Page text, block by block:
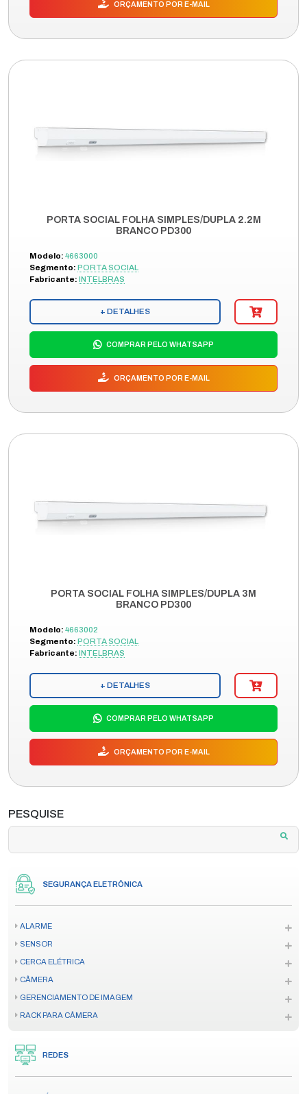
PESQUISE
SEGURANÇA ELETRÔNICA
ALARME
SENSOR
CERCA ELÉTRICA
CÂMERA
GERENCIAMENTO DE IMAGEM
RACK PARA CÂMERA
REDES
ORÇAMENTO POR E-MAIL
PORTA SOCIAL FOLHA SIMPLES/DUPLA 2.2M
BRANCO PD300
Modelo: 4663000
Segmento: PORTA SOCIAL
Fabricante: INTELBRAS
+ DETALHES
COMPRAR PELO WHATSAPP
ORÇAMENTO POR E-MAIL
PORTA SOCIAL FOLHA SIMPLES/DUPLA 3M
BRANCO PD300
Modelo: 4663002
Segmento: PORTA SOCIAL
Fabricante: INTELBRAS
+ DETALHES
COMPRAR PELO WHATSAPP
ORÇAMENTO POR E-MAIL